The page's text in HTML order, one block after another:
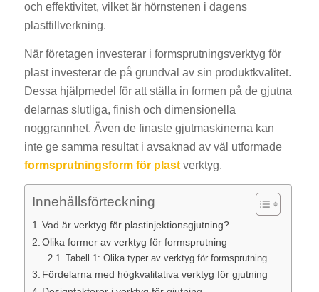
och effektivitet, vilket är hörnstenen i dagens
plasttillverkning.
När företagen investerar i formsprutningsverktyg för
plast investerar de på grundval av sin produktkvalitet.
Dessa hjälpmedel för att ställa in formen på de gjutna
delarnas slutliga, finish och dimensionella
noggrannhet. Även de finaste gjutmaskinerna kan
inte ge samma resultat i avsaknad av väl utformade
formsprutningsform för plastverktyg.
Innehållsförteckning
Vad är verktyg för plastinjektionsgjutning?
Olika former av verktyg för formsprutning
Tabell 1: Olika typer av verktyg för formsprutning
Fördelarna med högkvalitativa verktyg för gjutning